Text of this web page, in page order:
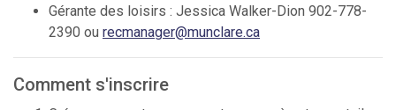
Gérante des loisirs : Jessica Walker-Dion 902-778-
2390 ou recmanager@munclare.ca
Comment s'inscrire